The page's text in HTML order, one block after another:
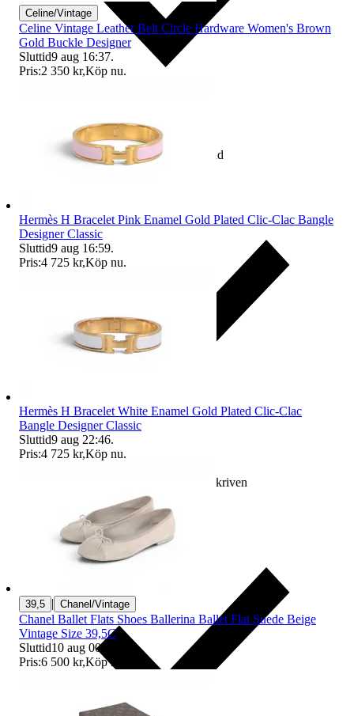
Ingår eftersom du betalar köparskydd
Ersättning om varan inte är som beskriven
Celine/Vintage
Celine Vintage Leather Belt Circle Hardware Women's Brown
Gold Buckle Designer
Sluttid9 aug 16:37.
Pris:2 350 kr,Köp nu.
Hermès H Bracelet Pink Enamel Gold Plated Clic-Clac Bangle
Designer Classic
Sluttid9 aug 16:59.
Pris:4 725 kr,Köp nu.
Hermès H Bracelet White Enamel Gold Plated Clic-Clac
Bangle Designer Classic
Sluttid9 aug 22:46.
Pris:4 725 kr,Köp nu.
39,5 | Chanel/Vintage
Chanel Ballet Flats Shoes Ballerina Ballet Flat Suede Beige
Vintage Size 39,5C
Sluttid10 aug 00:08
Pris:6 500 kr,Köp nu